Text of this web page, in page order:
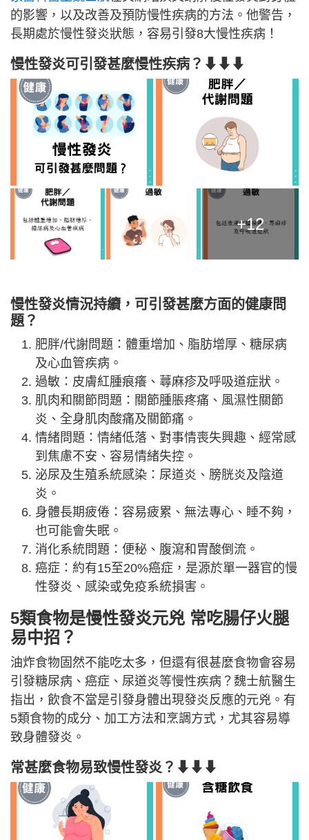
的影響，以及改善及預防慢性疾病的方法。他警告，
長期處於慢性發炎狀態，容易引發8大慢性疾病！
慢性發炎可引發甚麼慢性疾病？⬇⬇⬇
+12
慢性發炎情況持續，可引發甚麼方面的健康問
題？
肥胖/代謝問題：體重增加、脂肪增厚、糖尿病
及心血管疾病。
過敏：皮膚紅腫痕癢、蕁麻疹及呼吸道症狀。
肌肉和關節問題：關節腫脹疼痛、風濕性關節
炎、全身肌肉酸痛及關節痛。
情緒問題：情緒低落、對事情喪失興趣、經常感
到焦慮不安、容易情緒失控。
泌尿及生殖系統感染：尿道炎、膀胱炎及陰道
炎。
身體長期疲倦：容易疲累、無法專心、睡不夠，
也可能會失眠。
消化系統問題：便秘、腹瀉和胃酸倒流。
癌症：約有15至20%癌症，是源於單一器官的慢
性發炎、感染或免疫系統損害。
5類食物是慢性發炎元兇 常吃腸仔火腿
易中招？
油炸食物固然不能吃太多，但還有很甚麼食物會容易
引發糖尿病、癌症、尿道炎等慢性疾病？魏士航醫生
指出，飲食不當是引發身體出現發炎反應的元兇。有
5類食物的成分、加工方法和烹調方式，尤其容易導
致身體發炎。
常甚麼食物易致慢性發炎？⬇⬇⬇